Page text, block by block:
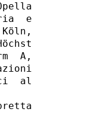
e
A,
al